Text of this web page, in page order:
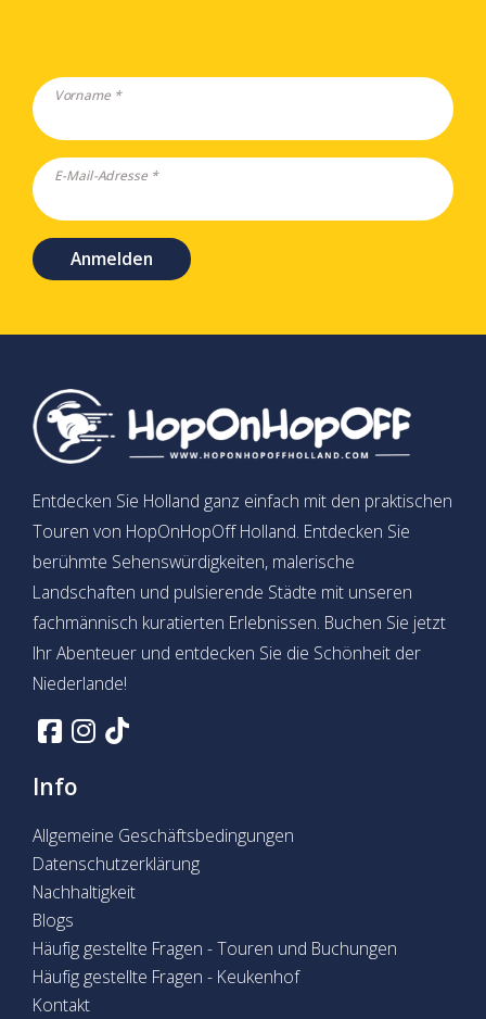
Vorname *
E-Mail-Adresse *
Anmelden
Entdecken Sie Holland ganz einfach mit den praktischen
Touren von HopOnHopOff Holland. Entdecken Sie
berühmte Sehenswürdigkeiten, malerische
Landschaften und pulsierende Städte mit unseren
fachmännisch kuratierten Erlebnissen. Buchen Sie jetzt
Ihr Abenteuer und entdecken Sie die Schönheit der
Niederlande!
Info
Allgemeine Geschäftsbedingungen
Datenschutzerklärung
Nachhaltigkeit
Blogs
Häufig gestellte Fragen - Touren und Buchungen
Häufig gestellte Fragen - Keukenhof
Kontakt